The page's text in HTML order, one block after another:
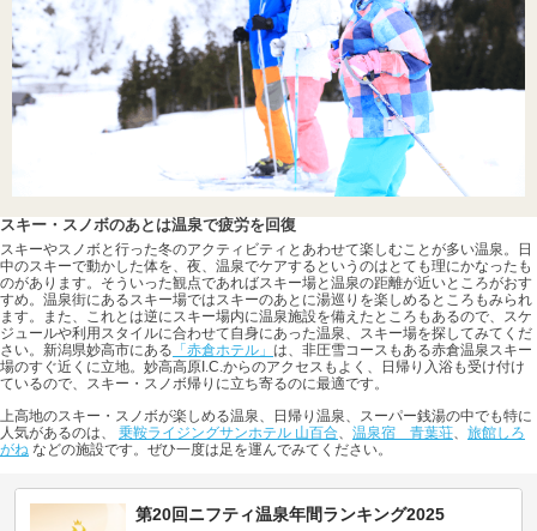
スキー・スノボのあとは温泉で疲労を回復
スキーやスノボと行った冬のアクティビティとあわせて楽しむことが多い温泉。日
中のスキーで動かした体を、夜、温泉でケアするというのはとても理にかなったも
のがあります。そういった観点であればスキー場と温泉の距離が近いところがおす
すめ。温泉街にあるスキー場ではスキーのあとに湯巡りを楽しめるところもみられ
ます。また、これとは逆にスキー場内に温泉施設を備えたところもあるので、スケ
ジュールや利用スタイルに合わせて自身にあった温泉、スキー場を探してみてくだ
さい。新潟県妙高市にある 「赤倉ホテル」 は、非圧雪コースもある赤倉温泉スキー
場のすぐ近くに立地。妙高高原I.C.からのアクセスもよく、日帰り入浴も受け付け
ているので、スキー・スノボ帰りに立ち寄るのに最適です。
上高地のスキー・スノボが楽しめる温泉、日帰り温泉、スーパー銭湯の中でも特に
人気があるのは、 乗鞍ライジングサンホテル 山百合、 温泉宿 青葉荘、 旅館しろ
がね などの施設です。ぜひ一度は足を運んでみてください。
第20回ニフティ温泉年間ランキング2025